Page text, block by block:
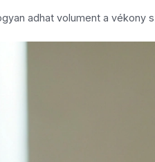
adhat volument a vékony